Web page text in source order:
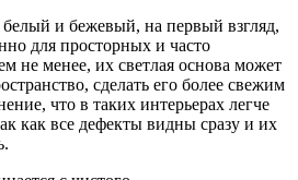
и бежевый, на первый взгляд,
для просторных и часто
не менее, их светлая основа может
сделать его более свежим
что в таких интерьерах легче
как все дефекты видны сразу и их